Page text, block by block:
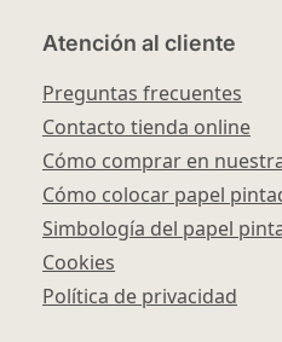
Atención al cliente
Preguntas frecuentes
Contacto tienda online
Cómo comprar en
Cómo colocar papel
Simbología del papel
Cookies
Política de privacidad